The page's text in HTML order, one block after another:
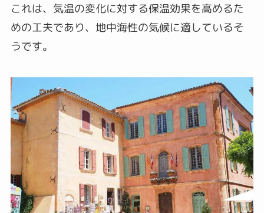
これは、気温の変化に対する保温効果を高めるた
めの工夫であり、地中海性の気候に適しているそ
うです。